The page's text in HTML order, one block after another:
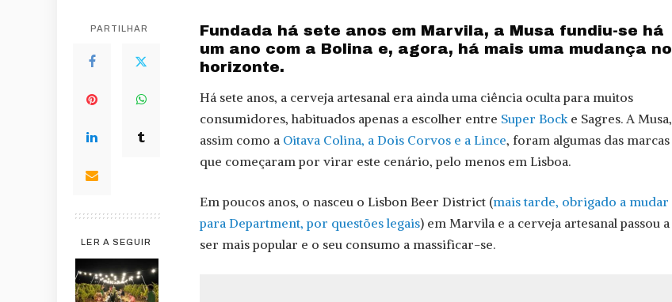
PARTILHAR
LER A SEGUIR
Fundada há sete anos em Marvila, a Musa fundiu-se há
um ano com a Bolina e, agora, há mais uma mudança no
horizonte.
Há sete anos, a cerveja artesanal era ainda uma ciência oculta para muitos
consumidores, habituados apenas a escolher entre Super Bocke Sagres. A Musa,
assim como a Oitava Colina, a Dois Corvos e a Lince, foram algumas das marcas
que começaram por virar este cenário, pelo menos em Lisboa.
Em poucos anos, o nasceu o Lisbon Beer District (mais tarde, obrigado a mudar
para Department, por questões legais) em Marvila e a cerveja artesanal passou a
ser mais popular e o seu consumo a massificar-se.